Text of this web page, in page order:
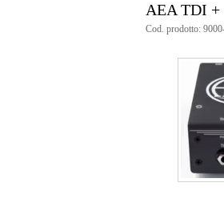
Peso
AEA TDI +
Cod. prodotto: